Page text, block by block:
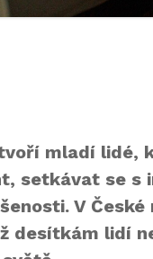
mladí lidé,
setkávat se s
V
desítkám lidí